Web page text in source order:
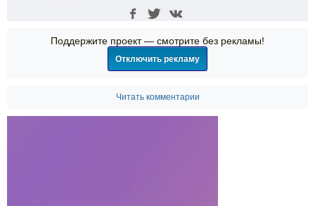
Поддержите проект — смотрите без рекламы!
Отключить рекламу
Читать комментарии